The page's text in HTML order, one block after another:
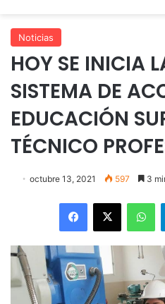
Noticias
HOY SE INICIA
SISTEMA DE
EDUCACIÓN
TÉCNICO
octubre 13, 2021 597 3
Facebook
X